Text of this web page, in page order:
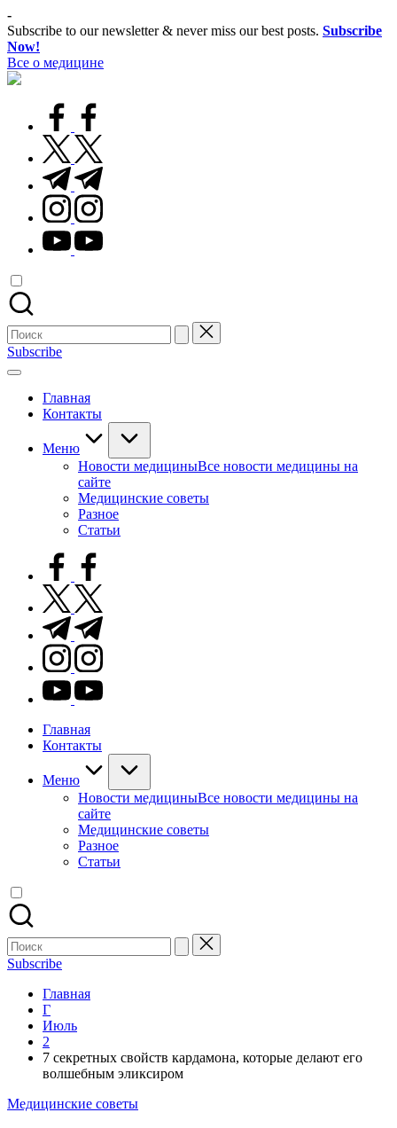
Перейти
к
содержимому
-
Subscribe to our newsletter & never miss our best posts. Subscribe
Now!
Все о медицине
Лечитесь
facebook.com
twitter.com
t.me
instagram.com
youtube.com
Поиск
для:
Subscribe
Главная
Контакты
Меню
Новости медициныВсе новости медицины на
сайте
Медицинские советы
Разное
Статьи
facebook.com
twitter.com
t.me
instagram.com
youtube.com
Главная
Контакты
Меню
Новости медициныВсе новости медицины на
сайте
Медицинские советы
Разное
Статьи
Поиск
для:
Subscribe
Главная
Г
Июль
2
7 секретных свойств кардамона, которые делают его
волшебным эликсиром
Опубликовано
Медицинские советы